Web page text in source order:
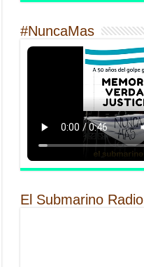
#NuncaMas
El Submarino Radio